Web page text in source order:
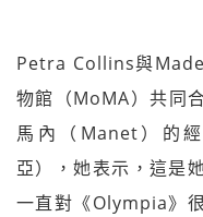
Petra Collins與
物館（MoMA）共同
馬內（Manet）的
亞），她表示，這是
一直對《Olympia》